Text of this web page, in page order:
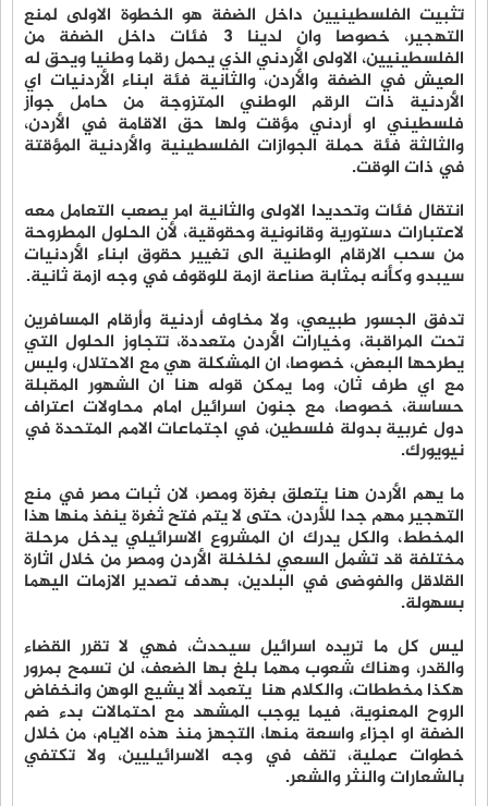
تثبيت الفلسطينيين داخل الضفة هو الخطوة الاولى لمنع
التهجير، خصوصا وان لدينا 3 فئات داخل الضفة من
الفلسطينيين، الاولى الأردني الذي يحمل رقما وطنيا ويحق له
العيش في الضفة والأردن، والثانية فئة ابناء الأردنيات اي
الأردنية ذات الرقم الوطني المتزوجة من حامل جواز
فلسطيني او أردني مؤقت ولها حق الاقامة في الأردن،
والثالثة فئة حملة الجوازات الفلسطينية والأردنية المؤقتة
في ذات الوقت.
انتقال فئات وتحديدا الاولى والثانية امر يصعب التعامل معه
لاعتبارات دستورية وقانونية وحقوقية، لأن الحلول المطروحة
من سحب الارقام الوطنية الى تغيير حقوق ابناء الأردنيات
سيبدو وكأنه بمثابة صناعة ازمة للوقوف في وجه ازمة ثانية.
تدفق الجسور طبيعي، ولا مخاوف أردنية وأرقام المسافرين
تحت المراقبة، وخيارات الأردن متعددة، تتجاوز الحلول التي
يطرحها البعض، خصوصا، ان المشكلة هي مع الاحتلال، وليس
مع اي طرف ثان، وما يمكن قوله هنا ان الشهور المقبلة
حساسة، خصوصا، مع جنون اسرائيل امام محاولات اعتراف
دول غربية بدولة فلسطين، في اجتماعات الامم المتحدة في
نيويورك.
ما يهم الأردن هنا يتعلق بغزة ومصر، لان ثبات مصر في منع
التهجير مهم جدا للأردن، حتى لا يتم فتح ثغرة ينفذ منها هذا
المخطط، والكل يدرك ان المشروع الاسرائيلي يدخل مرحلة
مختلفة قد تشمل السعي لخلخلة الأردن ومصر من خلال اثارة
القلاقل والفوضى في البلدين، بهدف تصدير الازمات اليهما
بسهولة.
ليس كل ما تريده اسرائيل سيحدث، فهي لا تقرر القضاء
والقدر، وهناك شعوب مهما بلغ بها الضعف، لن تسمح بمرور
هكذا مخططات، والكلام هنا يتعمد ألا يشيع الوهن وانخفاض
الروح المعنوية، فيما يوجب المشهد مع احتمالات بدء ضم
الضفة او اجزاء واسعة منها، التجهز منذ هذه الايام، من خلال
خطوات عملية، تقف في وجه الاسرائيليين، ولا تكتفي
بالشعارات والنثر والشعر.